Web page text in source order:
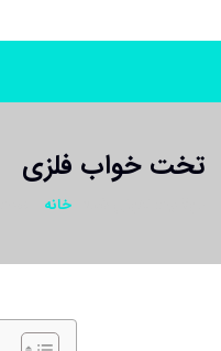
تخت خواب فلزی
خانه